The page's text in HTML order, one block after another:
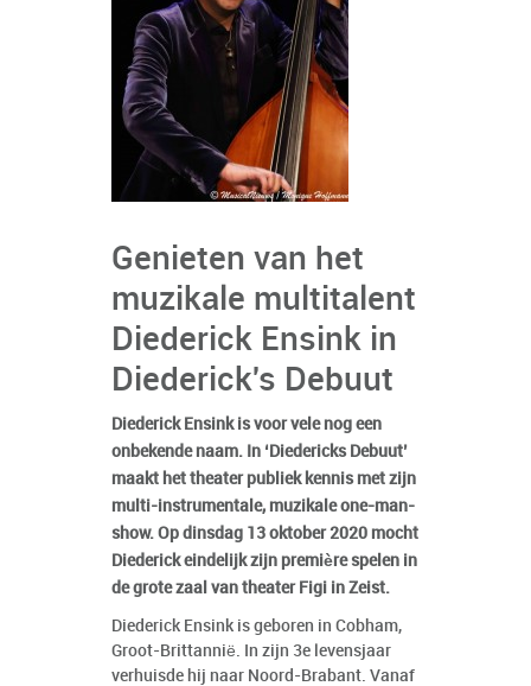
Genieten van het
muzikale multitalent
Diederick Ensink in
Diederick's Debuut
Diederick Ensink is voor vele nog een
onbekende naam. In ‘Diedericks Debuut’
maakt het theater publiek kennis met zijn
multi-instrumentale, muzikale one-man-
show. Op dinsdag 13 oktober 2020 mocht
Diederick eindelijk zijn première spelen in
de grote zaal van theater Figi in Zeist.
Diederick Ensink is geboren in Cobham,
Groot-Brittannië. In zijn 3e levensjaar
verhuisde hij naar Noord-Brabant. Vanaf